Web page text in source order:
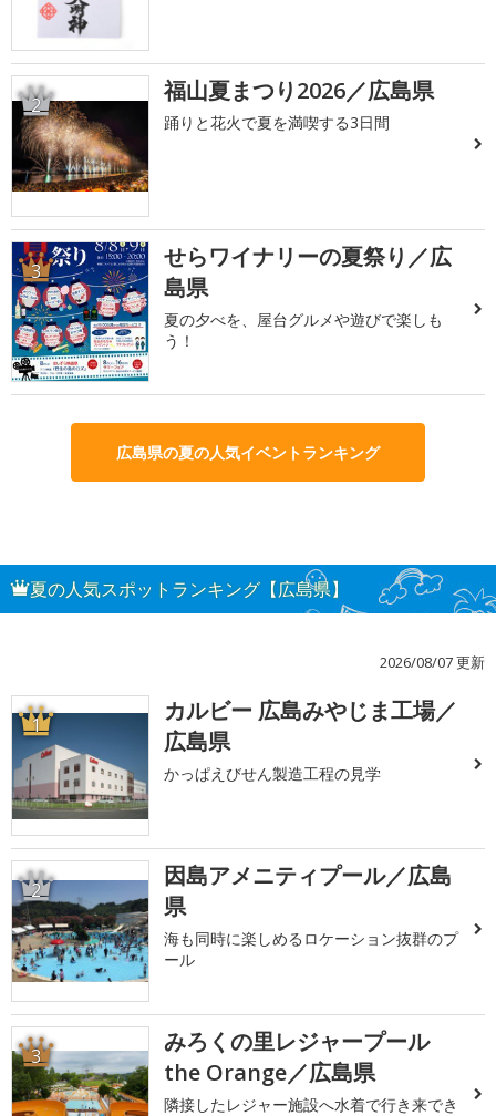
2 福山夏まつり2026／広島県
踊りと花火で夏を満喫する3日間
3
せらワイナリーの夏祭り／広
島県
夏の夕べを、屋台グルメや遊びで楽しも
う！
広島県の夏の人気イベントランキング
夏の人気スポットランキング【広島県】
2026/08/07 更新
1
カルビー 広島みやじま工場／
広島県
かっぱえびせん製造工程の見学
2
因島アメニティプール／広島
県
海も同時に楽しめるロケーション抜群のプ
ール
3
みろくの里レジャープール
the Orange／広島県
隣接したレジャー施設へ水着で行き来でき